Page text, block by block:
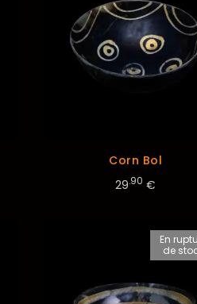
Corn Bol
29.90 €
En
de